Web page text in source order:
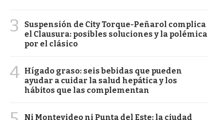
3
Suspensión de City Torque-Peñarol complica
el Clausura: posibles soluciones y la polémica
por el clásico
4 Hígado graso: seis bebidas que pueden
ayudar a cuidar la salud hepática y los
hábitos que las complementan
Ni Montevideo ni Punta del Este: la ciudad